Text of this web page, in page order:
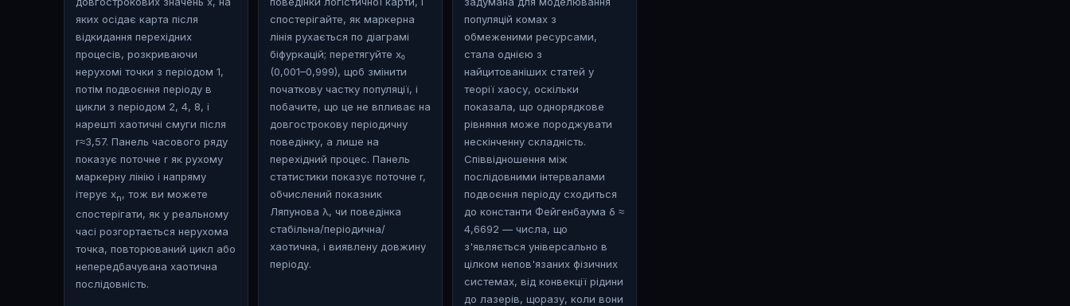
яких осідає карта після
відкидання перехідних
процесів, розкриваючи
нерухомі точки з періодом 1,
потім подвоєння періоду в
цикли з періодом 2, 4, 8, і
нарешті хаотичні смуги після
r≈3,57. Панель часового ряду
показує поточне r як рухому
маркерну лінію і напряму
ітерує xn, тож ви можете
спостерігати, як у реальному
часі розгортається нерухома
точка, повторюваний цикл або
непередбачувана хаотична
послідовність.
спостерігайте, як маркерна
лінія рухається по діаграмі
біфуркацій; перетягуйте x₀
(0,001–0,999), щоб змінити
початкову частку популяції, і
побачите, що це не впливає на
довгострокову періодичну
поведінку, а лише на
перехідний процес. Панель
статистики показує поточне r,
обчислений показник
Ляпунова λ, чи поведінка
стабільна/періодична/
хаотична, і виявлену довжину
періоду.
популяцій комах з
обмеженими ресурсами,
стала однією з
найцитованіших статей у
теорії хаосу, оскільки
показала, що однорядкове
рівняння може породжувати
нескінченну складність.
Співвідношення між
послідовними інтервалами
подвоєння періоду сходиться
до константи Фейгенбаума δ ≈
4,6692 — числа, що
з'являється універсально в
цілком непов'язаних фізичних
системах, від конвекції рідини
до лазерів, щоразу, коли вони